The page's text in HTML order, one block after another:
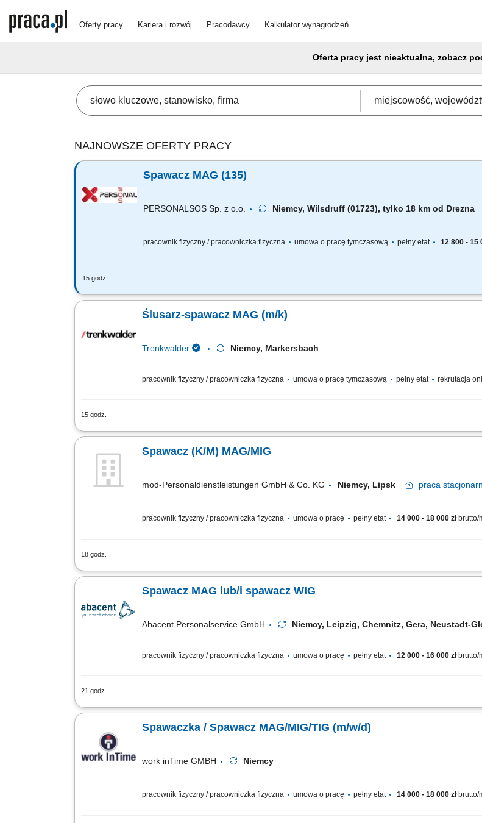
Oferty pracy Kariera i rozwój Pracodawcy Kalkulator wynagrodzeń
Oferta pracy jest nieaktualna, zobacz
NAJNOWSZE OFERTY PRACY
Spawacz MAG (135)
PERSONALSOS Sp. z o.o. Niemcy, Wilsdruff (01723), tylko 18 km od Drezna
pracownik fizyczny / pracowniczka fizyczna umowa o pracę tymczasową pełny etat 12 800 - 15
15 godz.
Zadania: Spawanie metodą MAG 135 (drut lity w osłonie gazu aktywnego) Samodzielna realizacja
Ślusarz-spawacz MAG (m/k)
Trenkwalder Niemcy, Markersbach
pracownik fizyczny / pracowniczka fizyczna umowa o pracę tymczasową pełny etat rekrutacja
15 godz.
Twoje zadania spawanie metodą MAG oraz sczepianie dużych i małych elementów
Spawacz (K/M) MAG/MIG
mod-Personaldienstleistungen GmbH & Co. KG Niemcy, Lipsk praca
pracownik fizyczny / pracowniczka fizyczna umowa o pracę pełny etat 14 000 - 18 000 złbrutto/
18 godz.
Samodzielne wykonywanie prac spawalniczych metodami MAG 135 i 136, zgodnie z
Spawacz MAG lub/i spawacz WIG
Abacent Personalservice GmbH Niemcy, Leipzig, Chemnitz, Gera, Neustadt-
pracownik fizyczny / pracowniczka fizyczna umowa o pracę pełny etat 12 000 - 16 000 złbrutto/
21 godz.
To potrafisz: Spawanie metodą MAG (135) i/lub WIG (141) elementów oraz konstrukcji stalowych i ze
Spawaczka / Spawacz MAG/MIG/TIG (m/w/d)
work inTime GMBH Niemcy
pracownik fizyczny / pracowniczka fizyczna umowa o pracę pełny etat 14 000 - 18 000 złbrutto/